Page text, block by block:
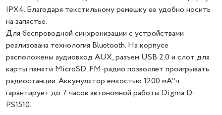
IPX4. Благодаря текстильному ремешку ее удобно носить
на запястье.
Для беспроводной синхронизации с устройствами
реализована технология Bluetooth. На корпусе
расположены аудиовход AUX, разъем USB 2.0 и слот для
карты памяти MicroSD. FM-радио позволяет проигрывать
радиостанции. Аккумулятор емкостью 1200 мА*ч
гарантирует до 7 часов автономной работы Digma D-
PS1510.